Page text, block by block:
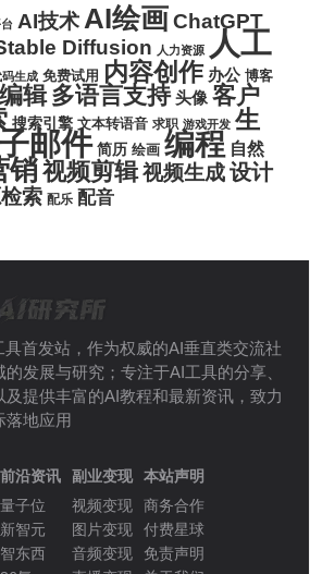
AI技术AI绘画ChatGPT
Diffusion 人力资源 人工
码生成 免费试用 内容创作 办公 博客
辑 多语言支持 头像 客户
搜索引擎 文本转语音 求职 游戏开发 生
邮件 简历 绘画 编程 自然
销视频剪辑视频生成设计
索 配乐 配音
首发站，作为权威的AI垂直类交流社
发展与研究；专注于AI工具的分享、
提供丰富的AI教程和最新资讯，致力
落地应用
前沿资讯
量子位
新智元
智东西
副业变现
视频变现
图片变现
音频变现
本站声明
商务合作
付费星球
免责声明